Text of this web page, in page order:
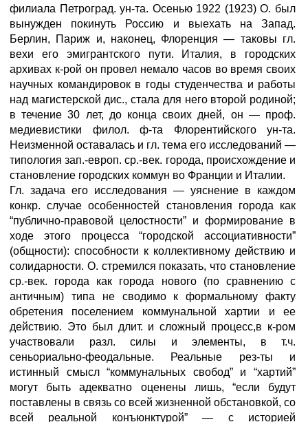
филиала Петроград. ун-та. Осенью 1922 (1923) О. был
вынужден покинуть Россию и выехать на Запад.
Берлин, Париж и, наконец, Флоренция — таковы гл.
вехи его эмигрантского пути. Италия, в городских
архивах к-рой он провел немало часов во время своих
научных командировок в годы студенчества и работы
над магистерской дис., стала для него второй родиной;
в течение 30 лет, до конца своих дней, он — проф.
медиевистики филол. ф-та Флорентийского ун-та.
Неизменной оставалась и гл. тема его исследований —
типология зап.-европ. ср.-век. города, происхождение и
становление городских коммун во Франции и Италии.
Гл. задача его исследования — уяснение в каждом
конкр. случае особенностей становления города как
“публично-правовой целостности” и формирование в
ходе этого процесса “городской ассоциативности”
(общности): способности к коллективному действию и
солидарности. О. стремился показать, что становление
ср.-век. города как города нового (по сравнению с
античным) типа не сводимо к формальному факту
обретения поселением коммунальной хартии и ее
действию. Это был длит. и сложный процесс,в к-ром
участвовали разл. силы и элементы, в т.ч.
сеньориально-феодальные. Реальные рез-ты и
истинный смысл “коммунальных свобод” и “хартий”
могут быть адекватно оценены лишь, “если будут
поставлены в связь со всей жизненной обстановкой, со
всей реальной конъюнктурой” — с историей